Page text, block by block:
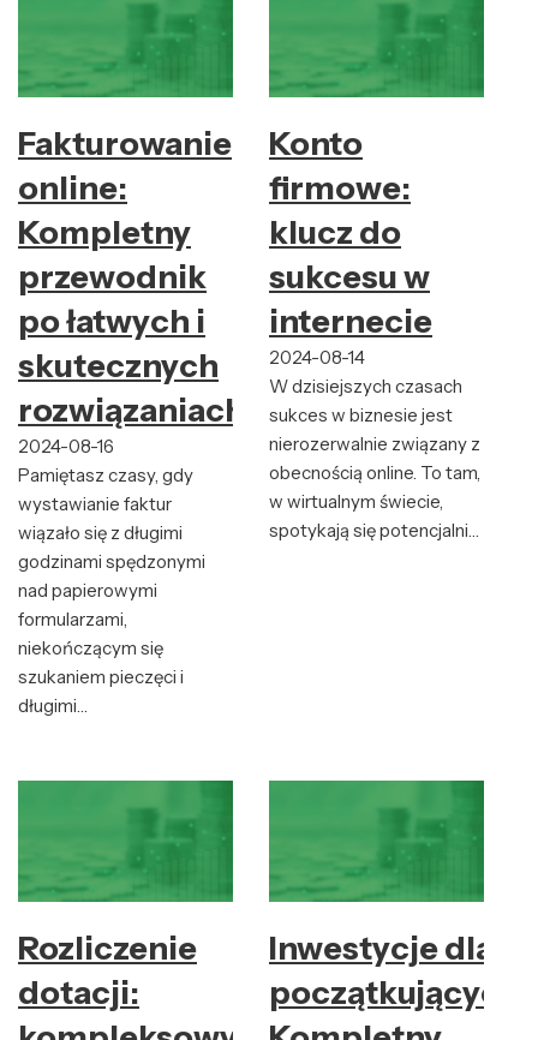
Fakturowanie
online:
Kompletny
przewodnik
po łatwych i
skutecznych
rozwiązaniach
2024-08-16
Pamiętasz czasy, gdy
wystawianie faktur
wiązało się z długimi
godzinami spędzonymi
nad papierowymi
formularzami,
niekończącym się
szukaniem pieczęci i
długimi…
Konto
firmowe:
klucz do
sukcesu w
internecie
2024-08-14
W dzisiejszych czasach
sukces w biznesie jest
nierozerwalnie związany z
obecnością online. To tam,
w wirtualnym świecie,
spotykają się potencjalni…
Rozliczenie
dotacji:
Inwestycje dla
początkujących: